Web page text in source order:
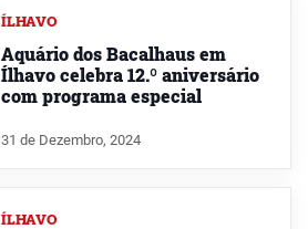
ÍLHAVO
Aquário dos Bacalhaus em
Ílhavo celebra 12.º aniversário
com programa especial
31 de Dezembro, 2024
ÍLHAVO